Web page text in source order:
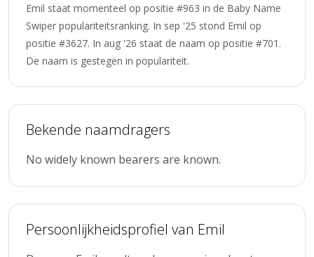
Emil staat momenteel op positie #963 in de Baby Name
Swiper populariteitsranking. In sep '25 stond Emil op
positie #3627. In aug '26 staat de naam op positie #701.
De naam is gestegen in populariteit.
Bekende naamdragers
No widely known bearers are known.
Persoonlijkheidsprofiel van Emil